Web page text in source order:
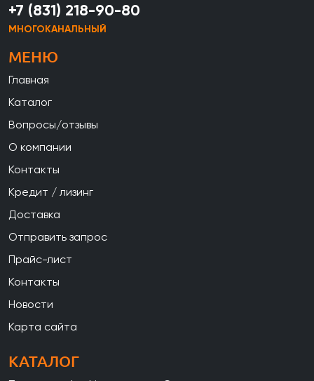
+7 (831) 218-90-80
МНОГОКАНАЛЬНЫЙ
МЕНЮ
Главная
Каталог
Вопросы/отзывы
О компании
Контакты
Кредит / лизинг
Доставка
Отправить запрос
Прайс-лист
Контакты
Новости
Карта сайта
КАТАЛОГ